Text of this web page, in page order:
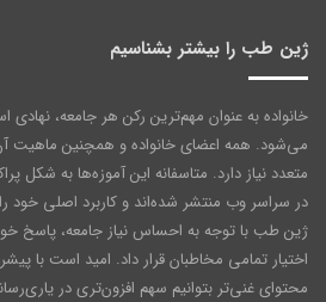
ژین طب را بیشتر بشناسیم
خانواده به عنوان مهم‌ترین رکن هر جامعه‌، نهادی
می‌شود. همه اعضای خانواده و همچنین ماهیت
متعدد نیاز دارد. متاسفانه این آموزه‌ها به شکل
در سراسر وب منتشر شده‌اند و کاربرد اصلی خود
ژین طب با توجه به احساس نیاز جامعه، پاسخ
اختیار تمامی مخاطبان قرار داد. امید است با
محتوای غنی‌تر بتوانیم سهم افزون‌تری در